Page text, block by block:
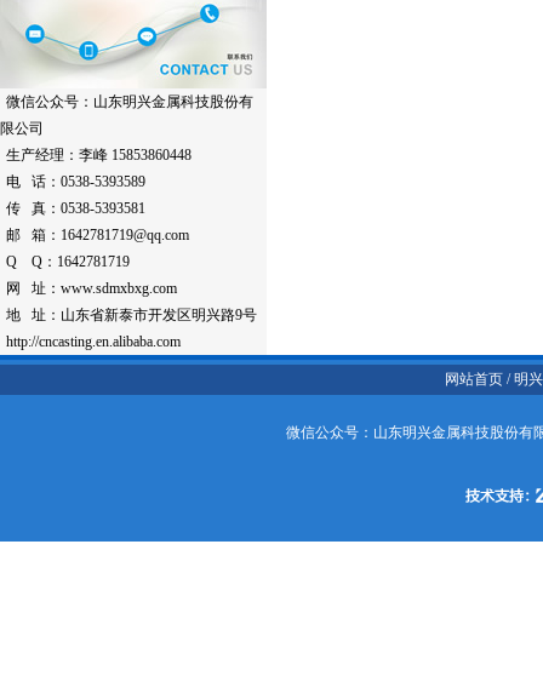
微信公众号：山东明兴金属科技股份有
限公司
生产经理：李峰 15853860448
电 话：0538-5393589
传 真：0538-5393581
邮 箱：1642781719@qq.com
Q Q：1642781719
网 址：www.sdmxbxg.com
地 址：山东省新泰市开发区明兴路9号
http://cncasting.en.alibaba.com
网站首页 /明兴
微信公众号：山东明兴金属科技股份有